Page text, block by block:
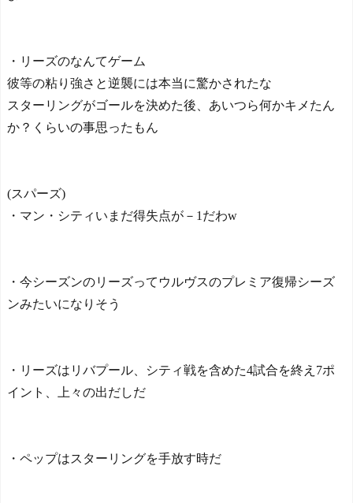
・リーズのなんてゲーム
彼等の粘り強さと逆襲には本当に驚かされたな
スターリングがゴールを決めた後、あいつら何かキメたん
か？くらいの事思ったもん
(スパーズ)
・マン・シティいまだ得失点が－1だわw
・今シーズンのリーズってウルヴスのプレミア復帰シーズ
ンみたいになりそう
・リーズはリバプール、シティ戦を含めた4試合を終え7ポ
イント、上々の出だしだ
・ペップはスターリングを手放す時だ